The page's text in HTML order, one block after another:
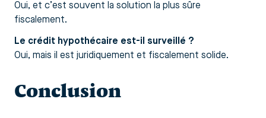
Oui, et c’est souvent la solution la plus sûre
fiscalement.
Le crédit hypothécaire est-il surveillé ?
Oui, mais il est juridiquement et fiscalement solide.
Conclusion